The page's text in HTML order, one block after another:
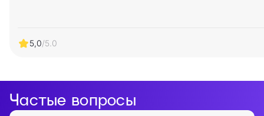
5,0/5.0
Частые вопросы